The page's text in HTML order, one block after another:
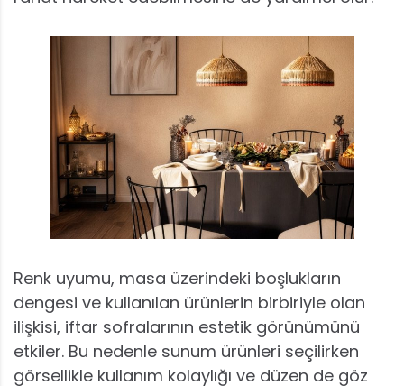
Renk uyumu, masa üzerindeki boşlukların
dengesi ve kullanılan ürünlerin birbiriyle olan
ilişkisi, iftar sofralarının estetik görünümünü
etkiler. Bu nedenle sunum ürünleri seçilirken
görsellikle kullanım kolaylığı ve düzen de göz